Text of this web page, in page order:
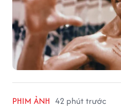
PHIM ẢNH 42 phút trước